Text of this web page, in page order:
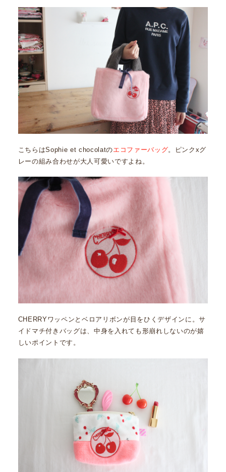
こちらはSophie et chocolatのエコファーバッグ。ピンクxグ
レーの組み合わせが大人可愛いですよね。
CHERRYワッペンとベロアリボンが目をひくデザインに。サ
イドマチ付きバッグは、中身を入れても形崩れしないのが嬉
しいポイントです。